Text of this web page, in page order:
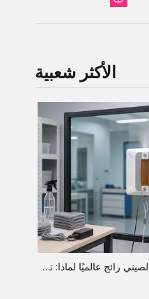
الأكثر شعبية
روبوت تنظيف النوافذ الصيني رائج عالميًا لماذا: تحليل عالمي